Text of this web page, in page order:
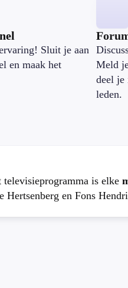
Sluit je aan
en maak het
Meld
deel je
leden.
is elke
en Fons